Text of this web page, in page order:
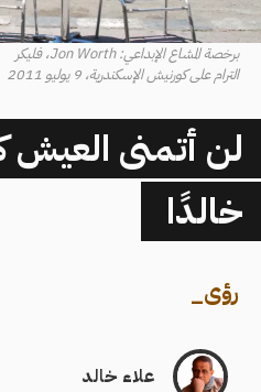
برخصة المشاع الإبداعي: Jon Worth، فليكر
الترام على كورنيش الإسكندرية، 9 يوليو 2011
لن أتمنى العيش
خالدًا
رؤى_
علاء خالد